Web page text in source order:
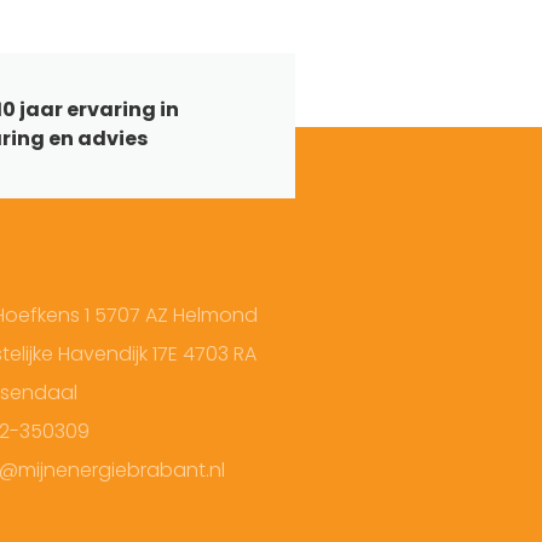
jaar ervaring in
en advies
1 5707 AZ Helmond
Havendijk 17E 4703 RA
350309